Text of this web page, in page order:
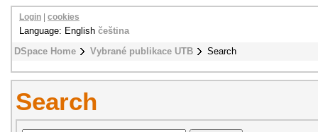
DSpace Home Vybrané publikace UTB Search
Login cookies
Language: English čeština
Search